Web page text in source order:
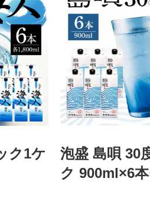
ク1ケ
泡盛 島唄 30
ク 900ml×6